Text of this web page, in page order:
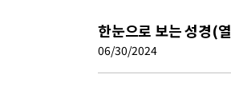
한눈으로 보는 성경(
06/30/2024